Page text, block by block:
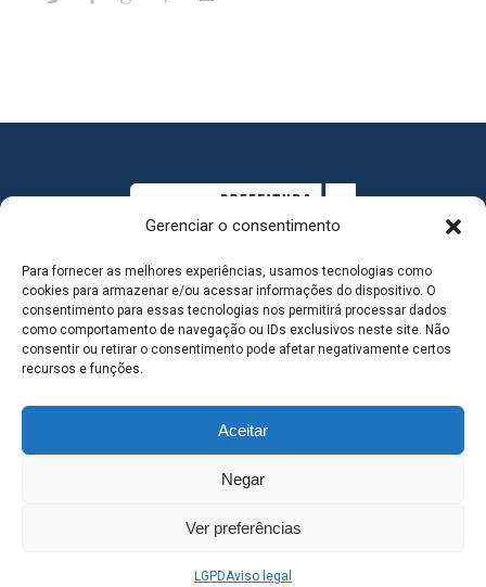
Gerenciar o consentimento
Para fornecer as melhores experiências, usamos tecnologias como
cookies para armazenar e/ou acessar informações do dispositivo. O
consentimento para essas tecnologias nos permitirá processar dados
como comportamento de navegação ou IDs exclusivos neste site. Não
consentir ou retirar o consentimento pode afetar negativamente certos
recursos e funções.
Aceitar
Negar
Ver preferências
LGPDAviso legal
MAPA DO SITE
SEDE DO ADMINISTRATIVO MUNICIPAL - Avenida